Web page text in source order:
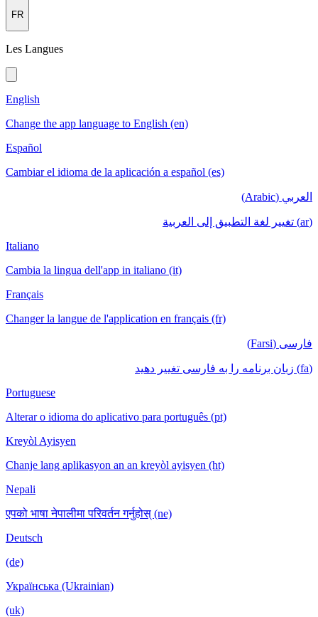
FR
Les Langues
English
Change the app language to English (en)
Español
Cambiar el idioma de la aplicación a español (es)
العربي (Arabic)
(ar) تغيير لغة التطبيق إلى العربية
Italiano
Cambia la lingua dell'app in italiano (it)
Français
Changer la langue de l'application en français (fr)
فارسی (Farsi)
(fa) زبان برنامه را به فارسی تغییر دهید
Portuguese
Alterar o idioma do aplicativo para português (pt)
Kreyòl Ayisyen
Chanje lang aplikasyon an an kreyòl ayisyen (ht)
Nepali
एपको भाषा नेपालीमा परिवर्तन गर्नुहोस् (ne)
Deutsch
(de)
Українська (Ukrainian)
(uk)